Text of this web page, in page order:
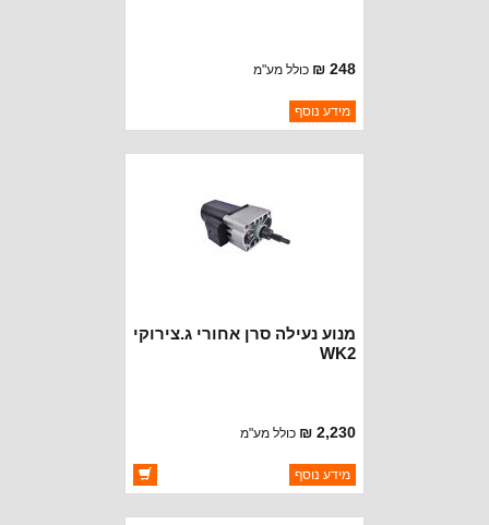
248 ₪ כולל מע"מ
ברקוד: Z-LKR
יצרן:OAKMAN OFFROAD
מידע נוסף
מנוע נעילה סרן אחורי ג.צירוקי
WK2
2,230 ₪ כולל מע"מ
ברקוד: 68214628AA
יצרן:OAKMAN OFFROAD
מידע נוסף